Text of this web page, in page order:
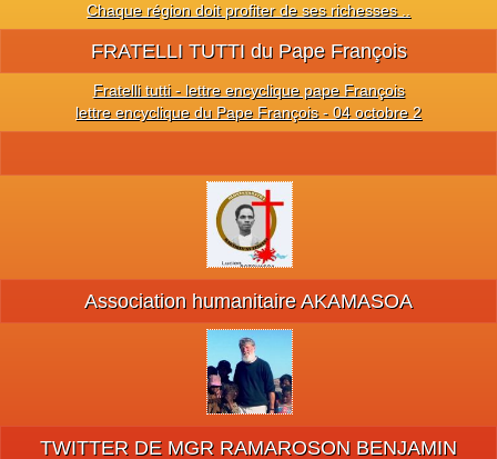
Chaque région doit profiter de ses richesses ..
FRATELLI TUTTI du Pape François
Fratelli tutti - lettre encyclique pape François
lettre encyclique du Pape François - 04 octobre 2
Association humanitaire AKAMASOA
TWITTER DE MGR RAMAROSON BENJAMIN